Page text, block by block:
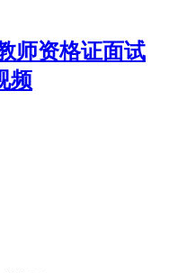
师资格证面试
频